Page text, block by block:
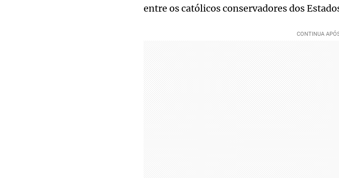
entre os católicos conservadores dos